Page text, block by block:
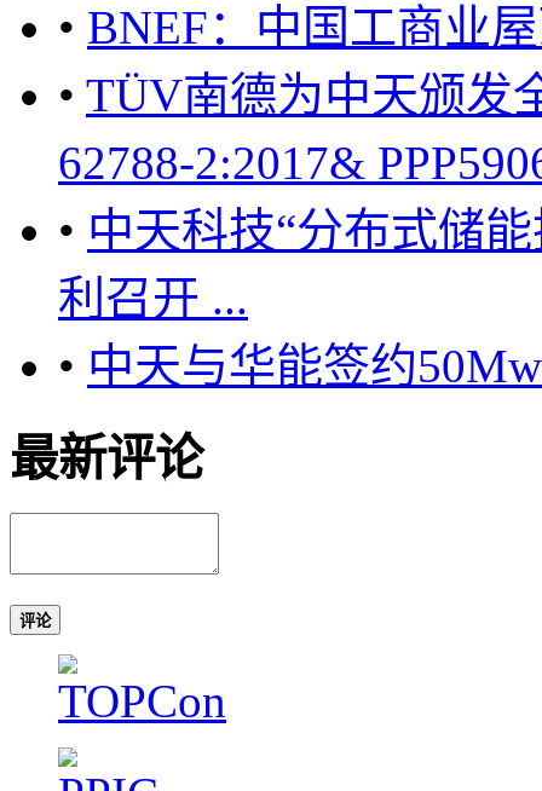
• BNEF：中国工商业
• TÜV南德为中天颁发
62788-2:2017&
• 中天科技“分布式储
利召开 ...
• 中天与华能签约
最新评论
评论